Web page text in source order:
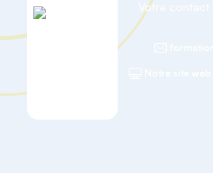
Votre contact